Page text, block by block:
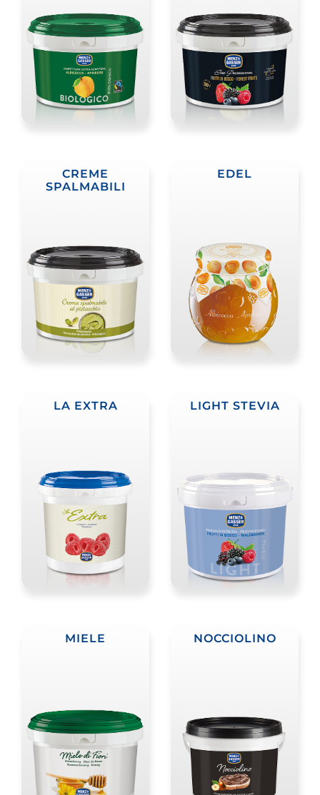
CREME
SPALMABILI
EDEL
LA EXTRA LIGHT STEVIA
MIELE NOCCIOLINO